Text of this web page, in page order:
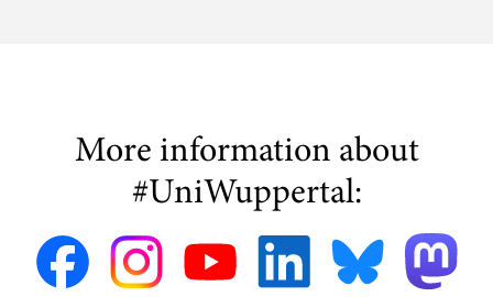
More information about
#UniWuppertal: